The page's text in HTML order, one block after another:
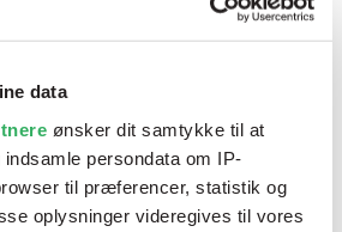
data
ønsker dit samtykke til at
persondata om IP-
til præferencer, statistik og
oplysninger videregives til vores